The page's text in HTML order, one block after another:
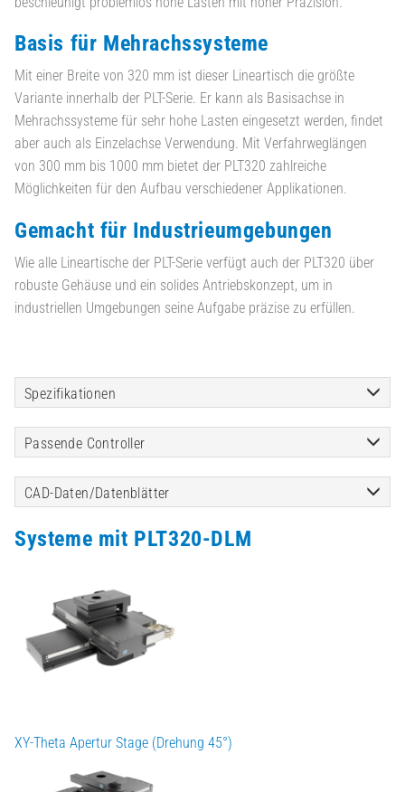
Basis für Mehrachssysteme
Mit einer Breite von 320 mm ist dieser Lineartisch die größte
Variante innerhalb der PLT-Serie. Er kann als Basisachse in
Mehrachssysteme für sehr hohe Lasten eingesetzt werden, findet
aber auch als Einzelachse Verwendung. Mit Verfahrweglängen
von 300 mm bis 1000 mm bietet der PLT320 zahlreiche
Möglichkeiten für den Aufbau verschiedener Applikationen.
Gemacht für Industrieumgebungen
Wie alle Lineartische der PLT-Serie verfügt auch der PLT320 über
robuste Gehäuse und ein solides Antriebskonzept, um in
industriellen Umgebungen seine Aufgabe präzise zu erfüllen.
Spezifikationen
Passende Controller
CAD-Daten/Datenblätter
Systeme mit PLT320-DLM
XY-Theta Apertur Stage (Drehung 45°)